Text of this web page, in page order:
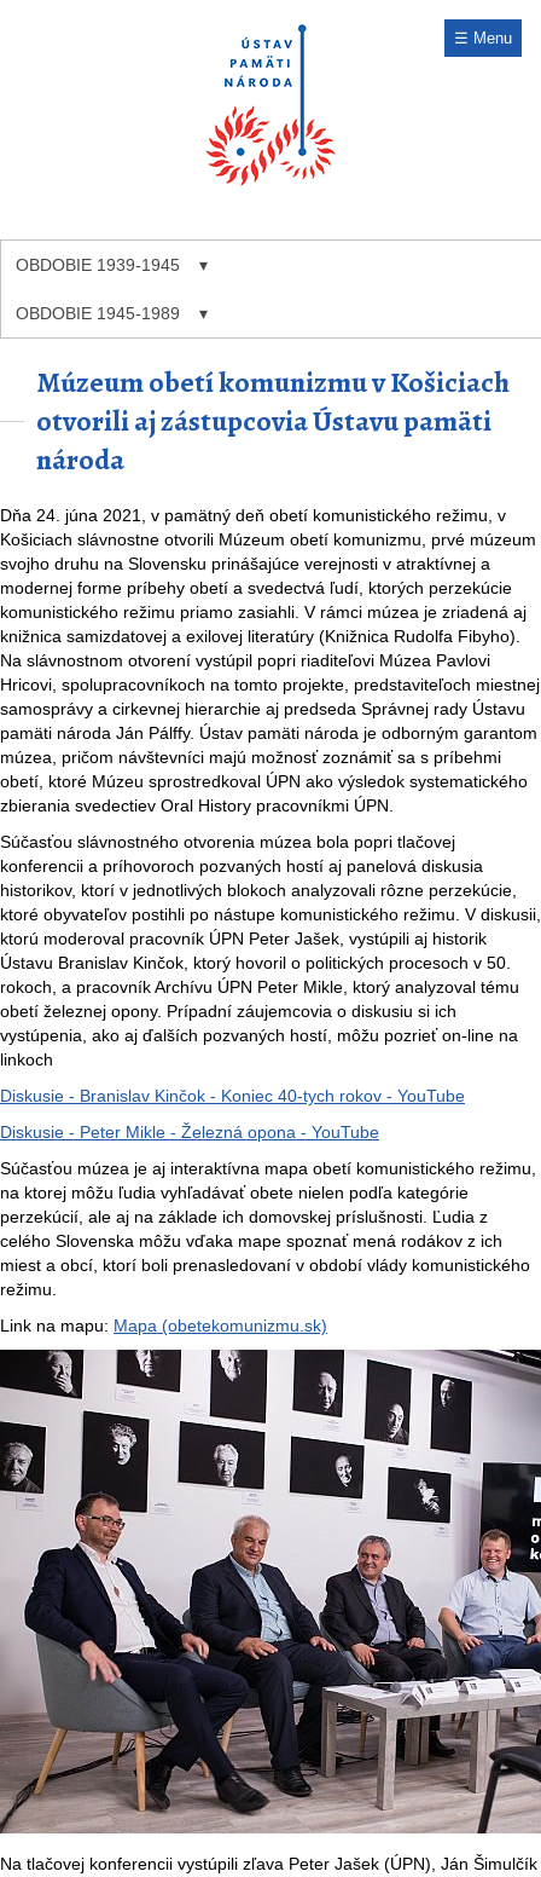
☰ Menu
OBDOBIE 1939-1945
OBDOBIE 1945-1989
Múzeum obetí komunizmu v Košiciach
otvorili aj zástupcovia Ústavu pamäti
národa
Dňa 24. júna 2021, v pamätný deň obetí komunistického režimu, v
Košiciach slávnostne otvorili Múzeum obetí komunizmu, prvé múzeum
svojho druhu na Slovensku prinášajúce verejnosti v atraktívnej a
modernej forme príbehy obetí a svedectvá ľudí, ktorých perzekúcie
komunistického režimu priamo zasiahli. V rámci múzea je zriadená aj
knižnica samizdatovej a exilovej literatúry (Knižnica Rudolfa Fibyho).
Na slávnostnom otvorení vystúpil popri riaditeľovi Múzea Pavlovi
Hricovi, spolupracovníkoch na tomto projekte, predstaviteľoch miestnej
samosprávy a cirkevnej hierarchie aj predseda Správnej rady Ústavu
pamäti národa Ján Pálffy. Ústav pamäti národa je odborným garantom
múzea, pričom návštevníci majú možnosť zoznámiť sa s príbehmi
obetí, ktoré Múzeu sprostredkoval ÚPN ako výsledok systematického
zbierania svedectiev Oral History pracovníkmi ÚPN.
Súčasťou slávnostného otvorenia múzea bola popri tlačovej
konferencii a príhovoroch pozvaných hostí aj panelová diskusia
historikov, ktorí v jednotlivých blokoch analyzovali rôzne perzekúcie,
ktoré obyvateľov postihli po nástupe komunistického režimu. V diskusii,
ktorú moderoval pracovník ÚPN Peter Jašek, vystúpili aj historik
Ústavu Branislav Kinčok, ktorý hovoril o politických procesoch v 50.
rokoch, a pracovník Archívu ÚPN Peter Mikle, ktorý analyzoval tému
obetí železnej opony. Prípadní záujemcovia o diskusiu si ich
vystúpenia, ako aj ďalších pozvaných hostí, môžu pozrieť on-line na
linkoch
Diskusie - Branislav Kinčok - Koniec 40-tych rokov - YouTube
Diskusie - Peter Mikle - Železná opona - YouTube
Súčasťou múzea je aj interaktívna mapa obetí komunistického režimu,
na ktorej môžu ľudia vyhľadávať obete nielen podľa kategórie
perzekúcií, ale aj na základe ich domovskej príslušnosti. Ľudia z
celého Slovenska môžu vďaka mape spoznať mená rodákov z ich
miest a obcí, ktorí boli prenasledovaní v období vlády komunistického
režimu.
Link na mapu: Mapa (obetekomunizmu.sk)
Na tlačovej konferencii vystúpili zľava Peter Jašek (ÚPN), Ján Šimulčík